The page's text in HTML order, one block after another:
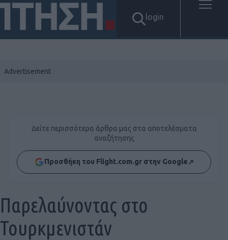
login
Δείτε περισσότερα άρθρα μας στα αποτελέσματα
αναζήτησης
Προσθήκη του Flight.com.gr στην Google↗
Παρελαύνοντας στο
Τουρκμενιστάν